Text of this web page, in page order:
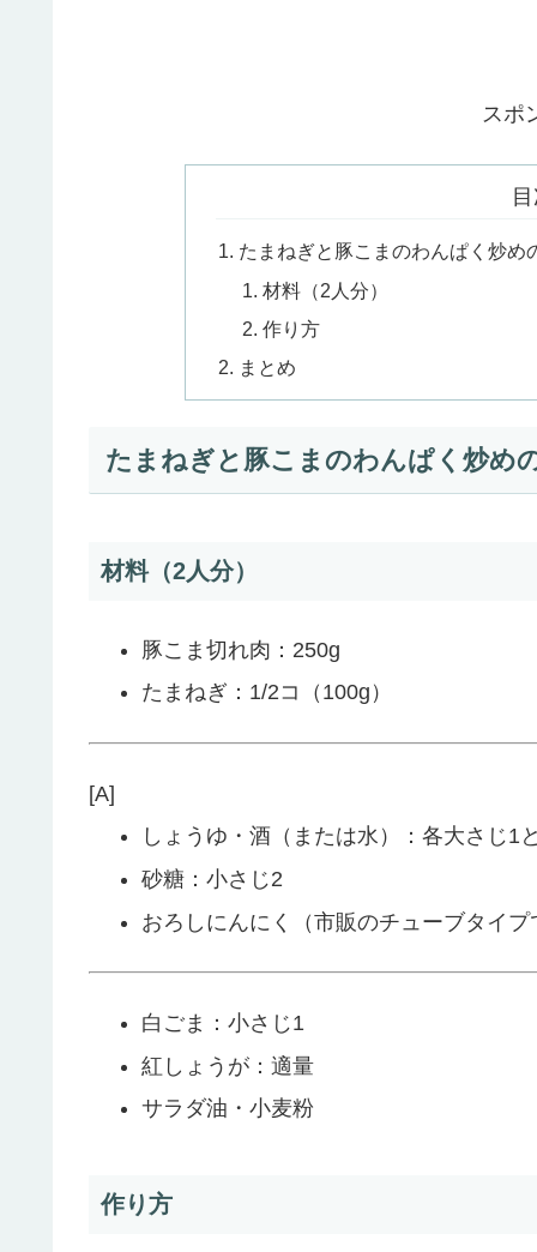
スポ
たまねぎと豚こまのわんぱく炒め
材料（2人分）
作り方
まとめ
たまねぎと豚こまのわんぱく炒め
材料（2人分）
豚こま切れ肉：250g
たまねぎ：1/2コ（100g）
[A]
しょうゆ・酒（または水）：各大さじ1
砂糖：小さじ2
おろしにんにく（市販のチューブタイ
白ごま：小さじ1
紅しょうが：適量
サラダ油・小麦粉
作り方